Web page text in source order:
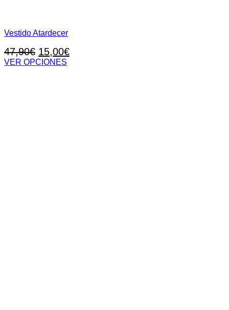
Vestido Atardecer
47,90€ El
precio
15,00€El
VER OPCIONES